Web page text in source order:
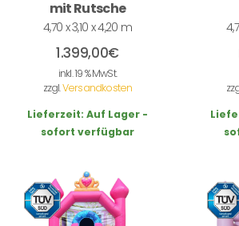
mit Rutsche
4,70 x 3,10 x 4,20 m
1.399,00€
inkl. 19 % MwSt.
zzgl.Versandkosten
Lieferzeit: Auf Lager -
sofort verfügbar